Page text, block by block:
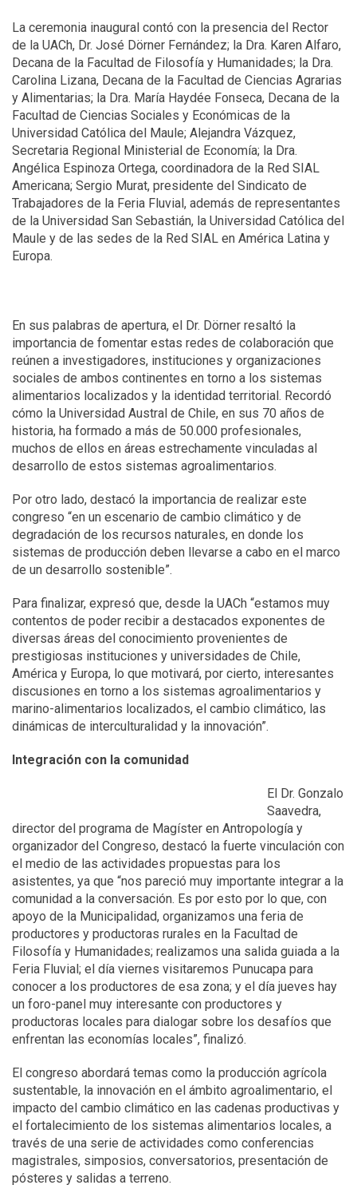
La ceremonia inaugural contó con la presencia del Rector
de la UACh, Dr. José Dörner Fernández; la Dra. Karen Alfaro,
Decana de la Facultad de Filosofía y Humanidades; la Dra.
Carolina Lizana, Decana de la Facultad de Ciencias Agrarias
y Alimentarias; la Dra. María Haydée Fonseca, Decana de la
Facultad de Ciencias Sociales y Económicas de la
Universidad Católica del Maule; Alejandra Vázquez,
Secretaria Regional Ministerial de Economía; la Dra.
Angélica Espinoza Ortega, coordinadora de la Red SIAL
Americana; Sergio Murat, presidente del Sindicato de
Trabajadores de la Feria Fluvial, además de representantes
de la Universidad San Sebastián, la Universidad Católica del
Maule y de las sedes de la Red SIAL en América Latina y
Europa.
En sus palabras de apertura, el Dr. Dörner resaltó la
importancia de fomentar estas redes de colaboración que
reúnen a investigadores, instituciones y organizaciones
sociales de ambos continentes en torno a los sistemas
alimentarios localizados y la identidad territorial. Recordó
cómo la Universidad Austral de Chile, en sus 70 años de
historia, ha formado a más de 50.000 profesionales,
muchos de ellos en áreas estrechamente vinculadas al
desarrollo de estos sistemas agroalimentarios.
Por otro lado, destacó la importancia de realizar este
congreso “en un escenario de cambio climático y de
degradación de los recursos naturales, en donde los
sistemas de producción deben llevarse a cabo en el marco
de un desarrollo sostenible”.
Para finalizar, expresó que, desde la UACh “estamos muy
contentos de poder recibir a destacados exponentes de
diversas áreas del conocimiento provenientes de
prestigiosas instituciones y universidades de Chile,
América y Europa, lo que motivará, por cierto, interesantes
discusiones en torno a los sistemas agroalimentarios y
marino-alimentarios localizados, el cambio climático, las
dinámicas de interculturalidad y la innovación”.
Integración con la comunidad
El Dr. Gonzalo
Saavedra,
director del programa de Magíster en Antropología y
organizador del Congreso, destacó la fuerte vinculación con
el medio de las actividades propuestas para los
asistentes, ya que “nos pareció muy importante integrar a la
comunidad a la conversación. Es por esto por lo que, con
apoyo de la Municipalidad, organizamos una feria de
productores y productoras rurales en la Facultad de
Filosofía y Humanidades; realizamos una salida guiada a la
Feria Fluvial; el día viernes visitaremos Punucapa para
conocer a los productores de esa zona; y el día jueves hay
un foro-panel muy interesante con productores y
productoras locales para dialogar sobre los desafíos que
enfrentan las economías locales”, finalizó.
El congreso abordará temas como la producción agrícola
sustentable, la innovación en el ámbito agroalimentario, el
impacto del cambio climático en las cadenas productivas y
el fortalecimiento de los sistemas alimentarios locales, a
través de una serie de actividades como conferencias
magistrales, simposios, conversatorios, presentación de
pósteres y salidas a terreno.